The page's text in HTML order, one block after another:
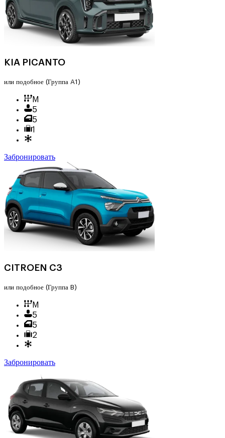
KIA PICANTO
или подобное (Группа A1)
M
5
5
1
Забронировать
CITROEN C3
или подобное (Группа B)
M
5
5
2
Забронировать